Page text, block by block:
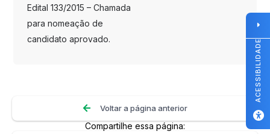
Edital 133/2015 – Chamada
para nomeação de
candidato aprovado.
Voltar a página anterior
Compartilhe essa página:
ACESSIBILIDADE